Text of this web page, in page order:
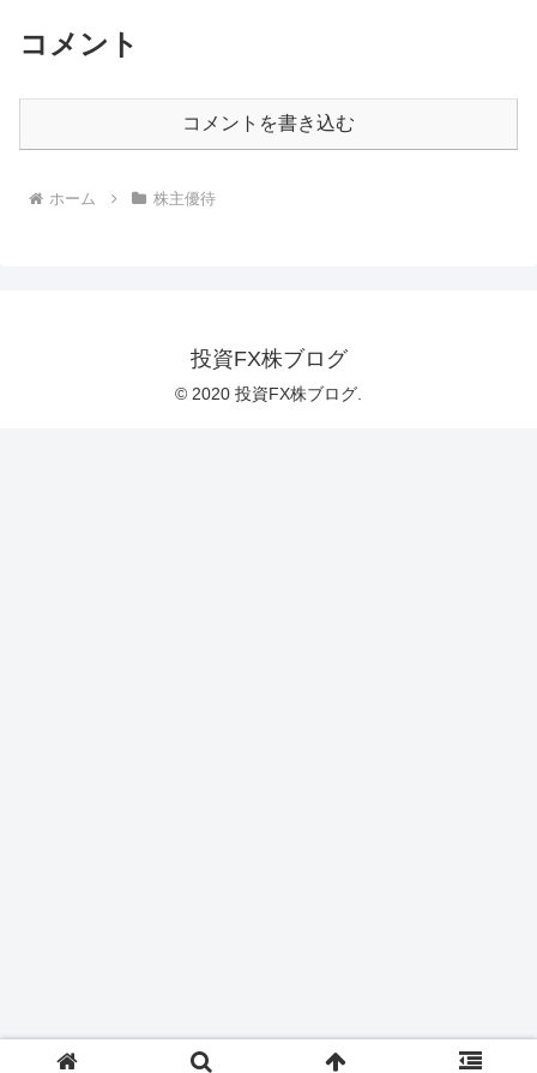
コメント
コメントを書き込む
ホーム 株主優待
投資FX株ブログ
© 2020 投資FX株ブログ.